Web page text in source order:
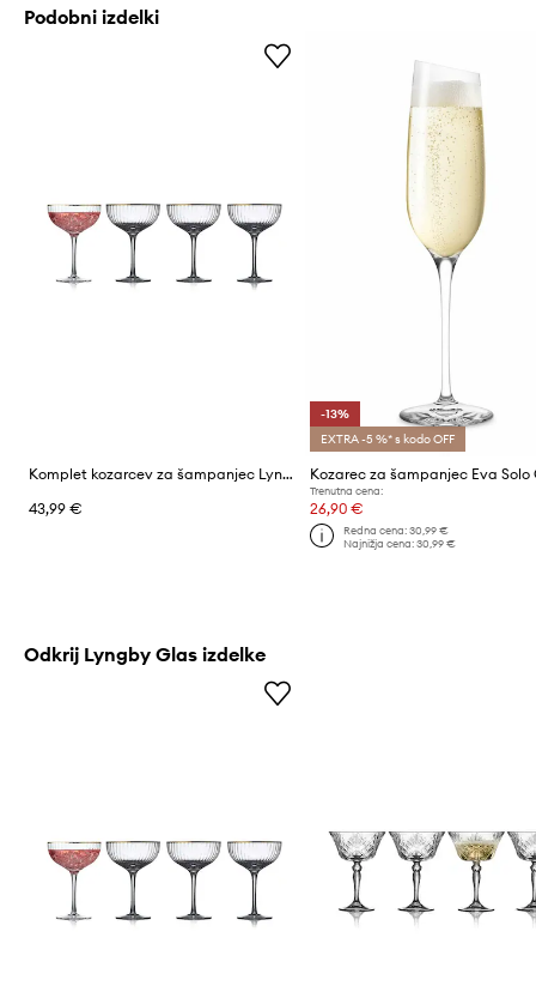
Podobni izdelki
Komplet kozarcev za šampanjec Lyngby Glas Palermo 315 ml 4-pack
43,99 €
-13%
EXTRA -5 %* s kodo OFF
Trenutna cena:
26,90 €
Redna cena: 30,99 €
Najnižja cena: 30,99 €
Odkrij Lyngby Glas izdelke